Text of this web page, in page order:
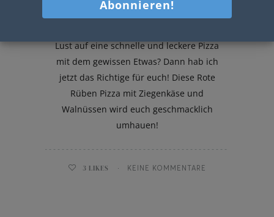
Rote Rüben Pizza mit Ziegenkäse
und Walnüssen
Lust auf eine schnelle und leckere Pizza
mit dem gewissen Etwas? Dann hab ich
jetzt das Richtige für euch! Diese Rote
Rüben Pizza mit Ziegenkäse und
Walnüssen wird euch geschmacklich
umhauen!
3 LIKES KEINE KOMMENTARE